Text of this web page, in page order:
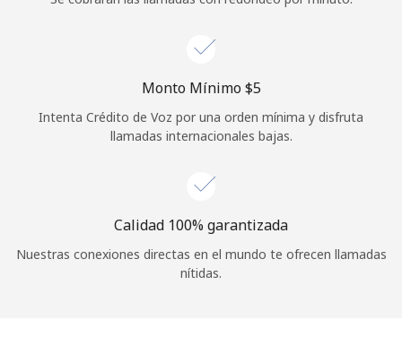
Monto Mínimo ⁦$5⁩
Intenta Crédito de Voz por una orden mínima y disfruta
llamadas internacionales bajas.
Calidad 100% garantizada
Nuestras conexiones directas en el mundo te ofrecen llamadas
nítidas.